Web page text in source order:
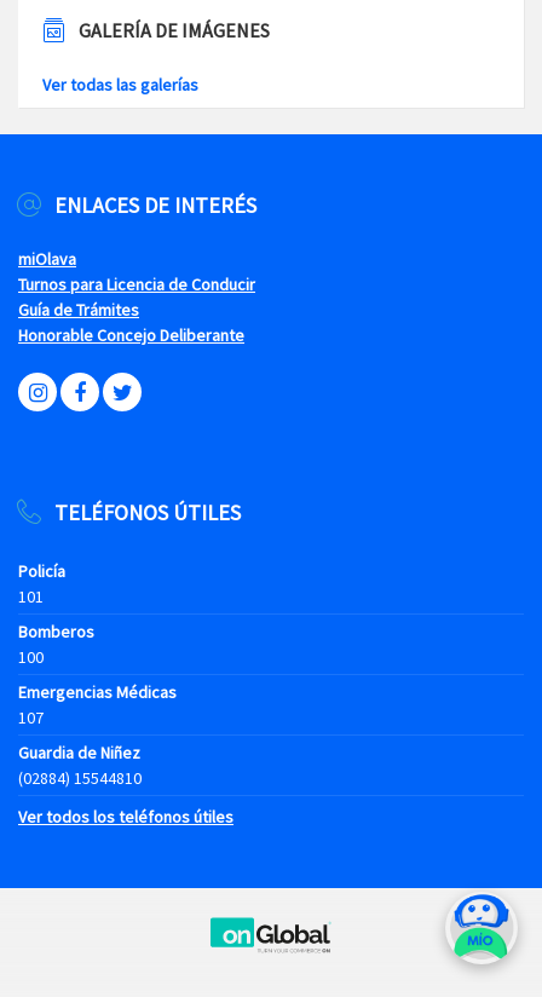
GALERÍA DE IMÁGENES
Ver todas las galerías
ENLACES DE INTERÉS
miOlava
Turnos para Licencia de Conducir
Guía de Trámites
Honorable Concejo Deliberante
TELÉFONOS ÚTILES
Policía
101
Bomberos
100
Emergencias Médicas
107
Guardia de Niñez
(02884) 15544810
Ver todos los teléfonos útiles